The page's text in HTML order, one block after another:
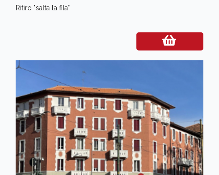
Ritiro "salta la fila"